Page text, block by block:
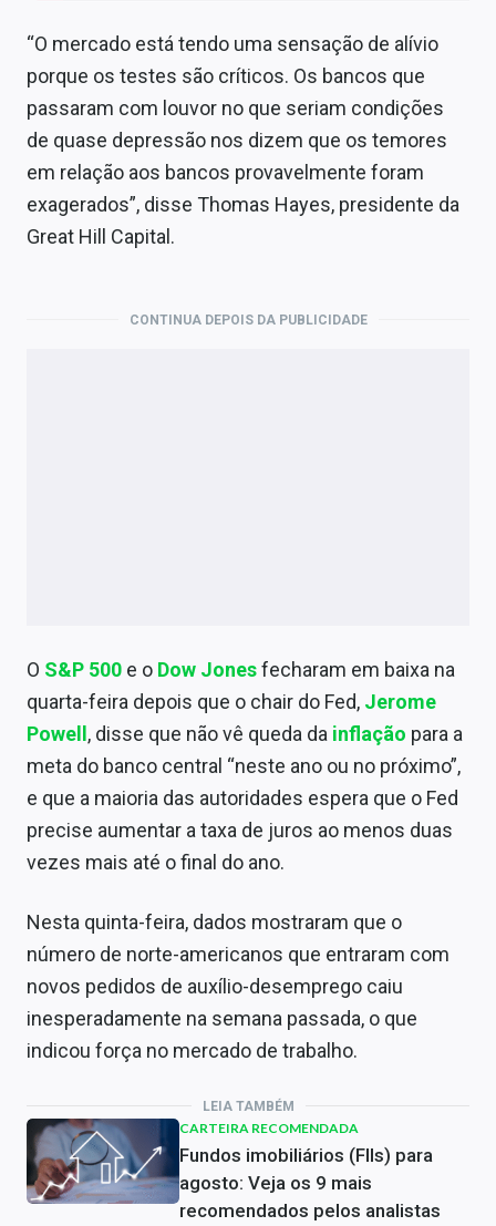
“O mercado está tendo uma sensação de alívio
porque os testes são críticos. Os bancos que
passaram com louvor no que seriam condições
de quase depressão nos dizem que os temores
em relação aos bancos provavelmente foram
exagerados”, disse Thomas Hayes, presidente da
Great Hill Capital.
CONTINUA DEPOIS DA PUBLICIDADE
O S&P 500 e o Dow Jonesfecharam em baixa na
quarta-feira depois que o chair do Fed, Jerome
Powell, disse que não vê queda da inflação para a
meta do banco central “neste ano ou no próximo”,
e que a maioria das autoridades espera que o Fed
precise aumentar a taxa de juros ao menos duas
vezes mais até o final do ano.
Nesta quinta-feira, dados mostraram que o
número de norte-americanos que entraram com
novos pedidos de auxílio-desemprego caiu
inesperadamente na semana passada, o que
indicou força no mercado de trabalho.
LEIA TAMBÉM
CARTEIRA RECOMENDADA
Fundos imobiliários (FIIs) para
agosto: Veja os 9 mais
recomendados pelos analistas